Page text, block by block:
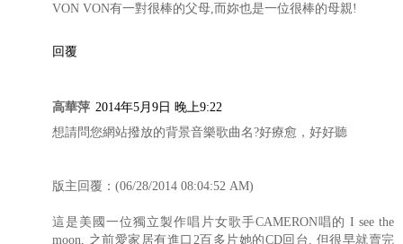
VON VON有一對很棒的父母,而妳也是一位很棒的母親!
回覆
高華萍 2014年5月9日 晚上9:22
想請問您網站撥放的背景音樂歌曲名?好療愈，好好聽
版主回覆：(06/28/2014 08:04:52 AM)
這是美國一位獨立製作唱片女歌手CAMERON唱的 I see the
moon, 之前愛家居有進口2百多片她的CD回台, 但很早就賣完